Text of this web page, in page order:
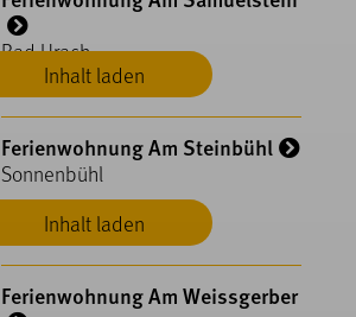
Inhalt laden
Bad Urach
Inhalt laden
Ferienwohnung Am Steinbühl
Sonnenbühl
Ferienwohnung Am Weissgerber